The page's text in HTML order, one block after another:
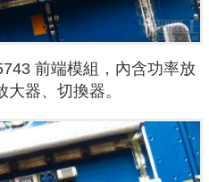
前端模組，內含功率放
器、切換器。